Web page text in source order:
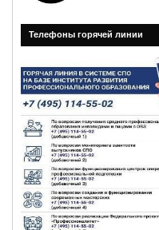
Телефоны горячей линии